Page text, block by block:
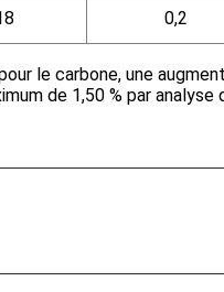
0,2
le carbone, une
de 1,50 % par